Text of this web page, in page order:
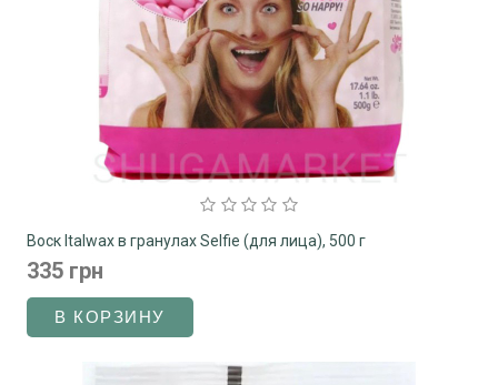
Воск Italwax в гранулах Selfie (для лица), 500 г
335 грн